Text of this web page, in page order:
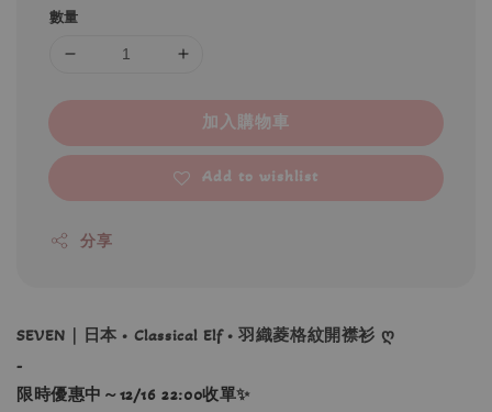
數量
加入購物車
Add to wishlist
分享
SEVEN｜日本 • Classical Elf • 羽織菱格紋開襟衫 ღ
-
限時優惠中～12/16 22:00收單✨